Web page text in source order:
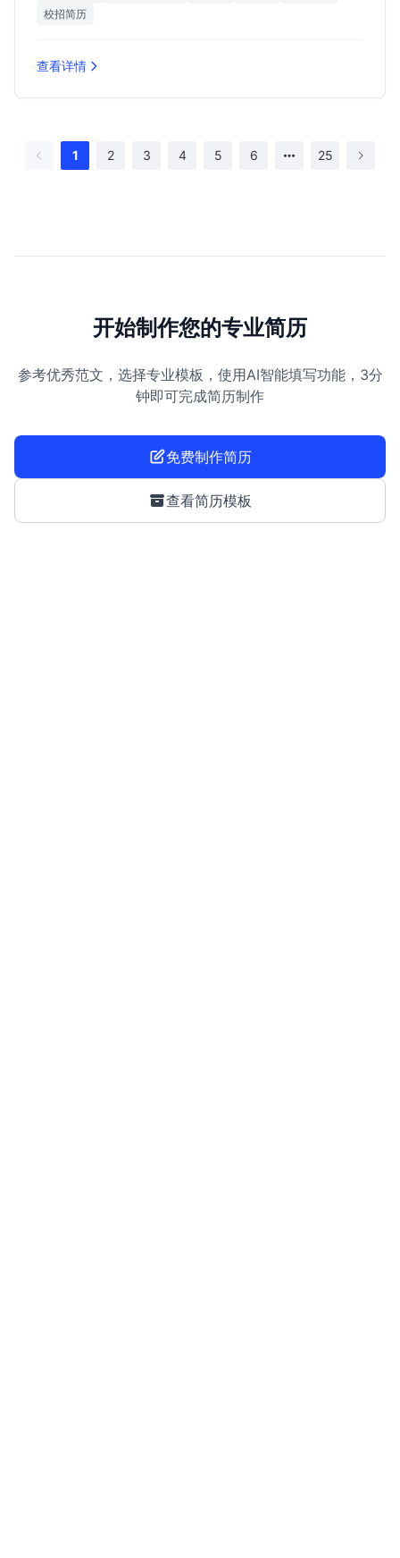
校招简历
查看详情
1 2 3 4 5 6 25
开始制作您的专业简历
参考优秀范文，选择专业模板，使用AI智能填写功能，3分
钟即可完成简历制作
免费制作简历
查看简历模板